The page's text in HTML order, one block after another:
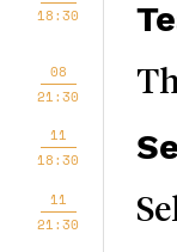
18:30
08
21:30
11
18:30
11
21:30